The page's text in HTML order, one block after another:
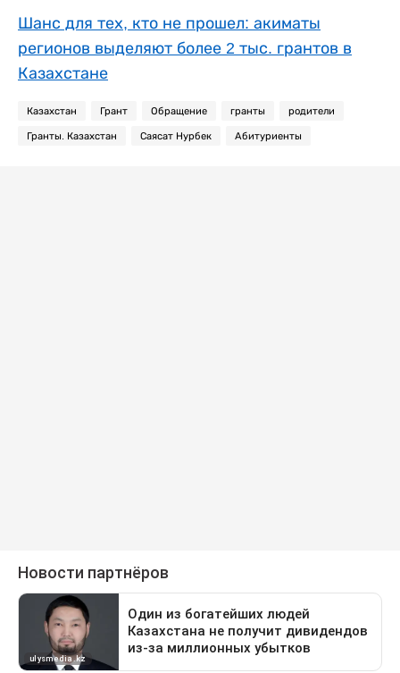
Шанс для тех, кто не прошел: акиматы
регионов выделяют более 2 тыс. грантов в
Казахстане
Казахстан Грант Обращение гранты родители
Гранты. Казахстан Саясат Нурбек Абитуриенты